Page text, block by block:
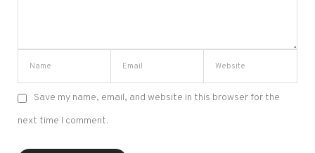
Save my name, email, and website in this browser for the
next time I comment.